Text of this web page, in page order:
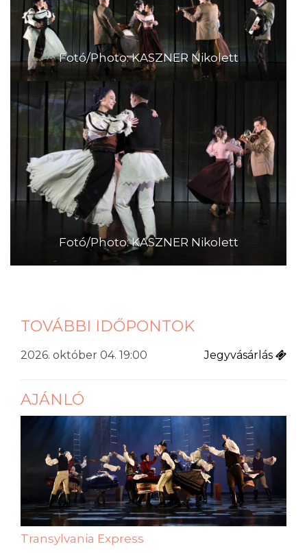
Fotó/Photo: KASZNER Nikolett
Fotó/Photo: KASZNER Nikolett
TOVÁBBI IDŐPONTOK
2026. október 04. 19:00 Jegyvásárlás
AJÁNLÓ
Transylvania Express